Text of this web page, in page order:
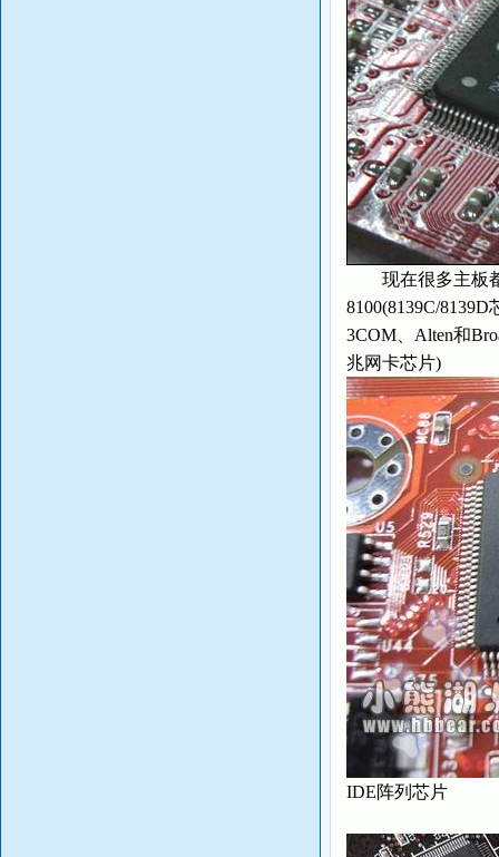
现在很多主板都
8100(8139C/
3COM、Alten和
兆网卡芯片)
IDE阵列芯片